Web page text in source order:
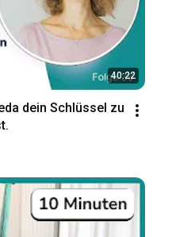
40:22
dein Schlüssel zu